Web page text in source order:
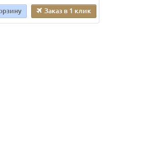
Заказ в 1 клик